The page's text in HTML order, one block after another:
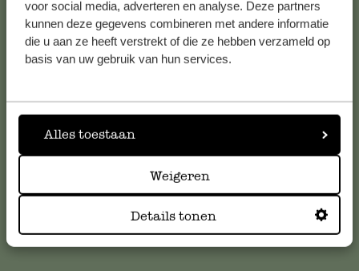
voor social media, adverteren en analyse. Deze partners
kunnen deze gegevens combineren met andere informatie
die u aan ze heeft verstrekt of die ze hebben verzameld op
basis van uw gebruik van hun services.
Alles toestaan
Weigeren
Details tonen
Service clientèle
nos réponses auxquestions les plus fréquemment posées
serviceclientele@dille-kamille.com